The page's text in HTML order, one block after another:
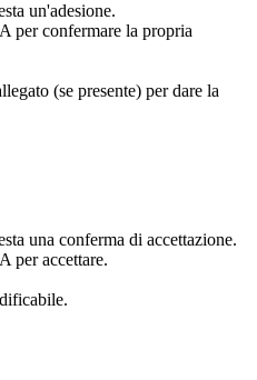
un'adesione.
per confermare la propria
(se presente) per dare la
una conferma di accettazione.
per accettare.